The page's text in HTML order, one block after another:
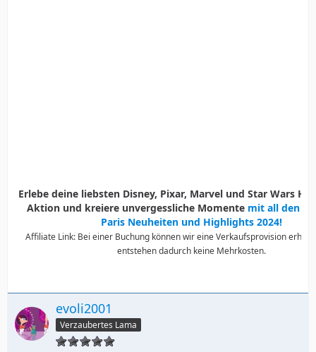
Erlebe deine liebsten Disney, Pixar, Marvel und Star Wars
Aktion und kreiere unvergessliche Momente mit all den
Paris Neuheiten und Highlights 2024!
Affiliate Link: Bei einer Buchung können wir eine Verkaufsprovision
entstehen dadurch keine Mehrkosten.
evoli2001
Verzaubertes Lama